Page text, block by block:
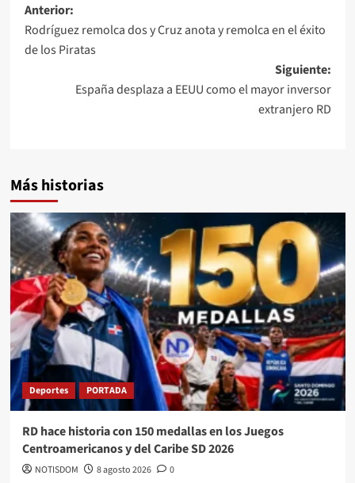
Anterior:
Rodríguez remolca dos y Cruz anota y remolca en el éxito
de los Piratas
Siguiente:
España desplaza a EEUU como el mayor inversor
extranjero RD
Más historias
Deportes PORTADA
RD hace historia con 150 medallas en los Juegos
Centroamericanos y del Caribe SD 2026
NOTISDOM 8 agosto 2026 0